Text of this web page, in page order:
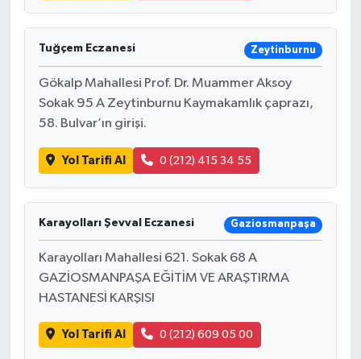
Tuğçem Eczanesi Zeytinburnu
Gökalp Mahallesi Prof. Dr. Muammer Aksoy
Sokak 95 A Zeytinburnu Kaymakamlık çaprazı,
58. Bulvar’ın girişi.
Yol Tarifi Al 0 (212) 415 34 55
Karayolları Şevval Eczanesi Gaziosmanpaşa
Karayolları Mahallesi 621. Sokak 68 A
GAZİOSMANPAŞA EĞİTİM VE ARAŞTIRMA
HASTANESİ KARŞISI
Yol Tarifi Al 0 (212) 609 05 00